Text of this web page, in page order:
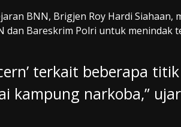
BNN, Brigjen Roy Hardi Siahaan,
dan Bareskrim Polri untuk menindak
terkait beberapa
kampung narkoba,”